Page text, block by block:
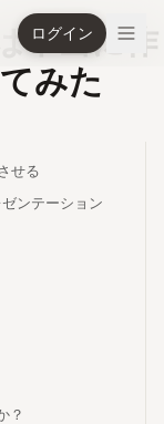
ログイン
本当に作
みた
せる
ンテーション
？